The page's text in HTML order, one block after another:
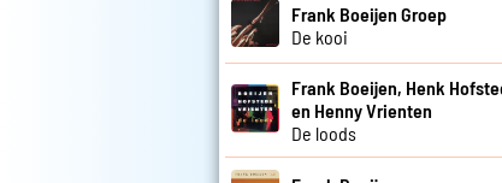
Frank Boeijen Groep
De kooi
Frank Boeijen, Henk
en Henny Vrienten
De loods